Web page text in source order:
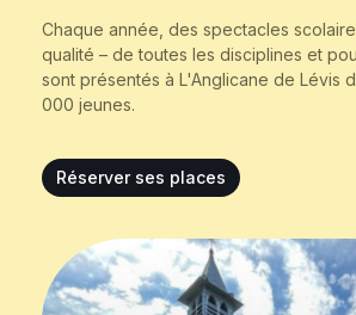
Chaque année, des spectacles
qualité – de toutes les disciplines et
sont présentés à L'Anglicane de Lévis
000 jeunes.
Réserver ses places